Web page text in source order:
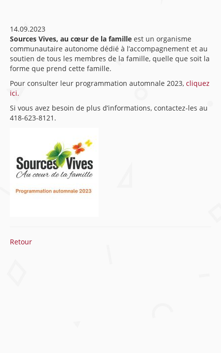
14.09.2023
Sources Vives, au cœur de la famille est un organisme
communautaire autonome dédié à l’accompagnement et au
soutien de tous les membres de la famille, quelle que soit la
forme que prend cette famille.
Pour consulter leur programmation automnale 2023, cliquez
ici.
Si vous avez besoin de plus d’informations, contactez-les au
418-623-8121.
Retour